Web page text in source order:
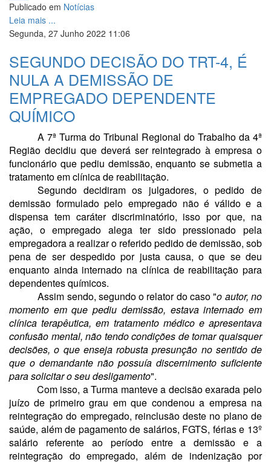
Share
Publicado em Notícias
Leia mais ...
Segunda, 27 Junho 2022 11:06
SEGUNDO DECISÃO DO TRT-4, É
NULA A DEMISSÃO DE
EMPREGADO DEPENDENTE
QUÍMICO
A 7ª Turma do Tribunal Regional do Trabalho da 4ª
Região decidiu que deverá ser reintegrado à empresa o
funcionário que pediu demissão, enquanto se submetia a
tratamento em clínica de reabilitação.
Segundo decidiram os julgadores, o pedido de
demissão formulado pelo empregado não é válido e a
dispensa tem caráter discriminatório, isso por que, na
ação, o empregado alega ter sido pressionado pela
empregadora a realizar o referido pedido de demissão, sob
pena de ser despedido por justa causa, o que se deu
enquanto ainda internado na clínica de reabilitação para
dependentes químicos.
Assim sendo, segundo o relator do caso "o autor, no
momento em que pediu demissão, estava internado em
clínica terapêutica, em tratamento médico e apresentava
confusão mental, não tendo condições de tomar quaisquer
decisões, o que enseja robusta presunção no sentido de
que o demandante não possuía discernimento suficiente
para solicitar o seu desligamento".
Com isso, a Turma manteve a decisão exarada pelo
juízo de primeiro grau em que condenou a empresa na
reintegração do empregado, reinclusão deste no plano de
saúde, além de pagamento de salários, FGTS, férias e 13º
salário referente ao período entre a demissão e a
reintegração do empregado, além de indenização por